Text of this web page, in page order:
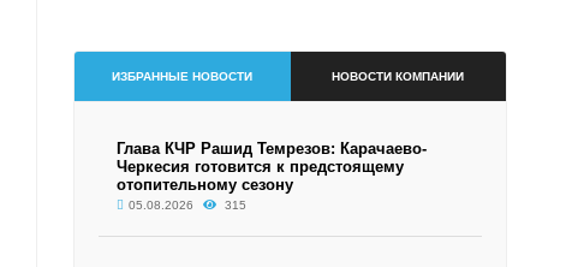
ИЗБРАННЫЕ НОВОСТИ НОВОСТИ КОМПАНИИ
Глава КЧР Рашид Темрезов: Карачаево-
Черкесия готовится к предстоящему
отопительному сезону
05.08.2026 315